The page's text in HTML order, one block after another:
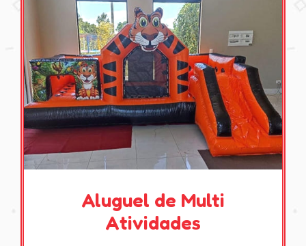
Aluguel de Multi
Atividades